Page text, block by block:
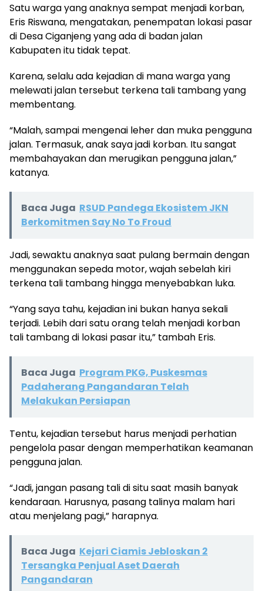
Satu warga yang anaknya sempat menjadi korban,
Eris Riswana, mengatakan, penempatan lokasi pasar
di Desa Ciganjeng yang ada di badan jalan
Kabupaten itu tidak tepat.
Karena, selalu ada kejadian di mana warga yang
melewati jalan tersebut terkena tali tambang yang
membentang.
“Malah, sampai mengenai leher dan muka pengguna
jalan. Termasuk, anak saya jadi korban. Itu sangat
membahayakan dan merugikan pengguna jalan,”
katanya.
Baca Juga RSUD Pandega Ekosistem JKN
Berkomitmen Say No To Froud
Jadi, sewaktu anaknya saat pulang bermain dengan
menggunakan sepeda motor, wajah sebelah kiri
terkena tali tambang hingga menyebabkan luka.
“Yang saya tahu, kejadian ini bukan hanya sekali
terjadi. Lebih dari satu orang telah menjadi korban
tali tambang di lokasi pasar itu,” tambah Eris.
Baca Juga Program PKG, Puskesmas
Padaherang Pangandaran Telah
Melakukan Persiapan
Tentu, kejadian tersebut harus menjadi perhatian
pengelola pasar dengan memperhatikan keamanan
pengguna jalan.
“Jadi, jangan pasang tali di situ saat masih banyak
kendaraan. Harusnya, pasang talinya malam hari
atau menjelang pagi,” harapnya.
Baca Juga Kejari Ciamis Jebloskan 2
Tersangka Penjual Aset Daerah
Pangandaran